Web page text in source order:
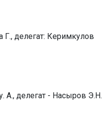
делегат: Керимкулов
А., делегат - Насыров Э.Н.